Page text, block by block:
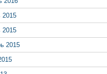
2015
2015
2015